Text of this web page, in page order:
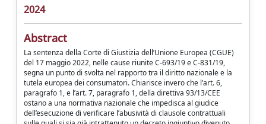
2024
Abstract
La sentenza della Corte di Giustizia dell’Unione Europea (CGUE)
del 17 maggio 2022, nelle cause riunite C-693/19 e C-831/19,
segna un punto di svolta nel rapporto tra il diritto nazionale e la
tutela europea dei consumatori. Chiarisce invero che l’art. 6,
paragrafo 1, e l’art. 7, paragrafo 1, della direttiva 93/13/CEE
ostano a una normativa nazionale che impedisca al giudice
dell’esecuzione di verificare l’abusività di clausole contrattuali